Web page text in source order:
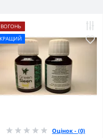
ВОГОНЬ
КРАЩИЙ
Оцінок - (0)